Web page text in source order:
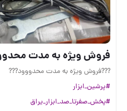
مدت محدووود#پرشین_ابز
مدت محدووود???